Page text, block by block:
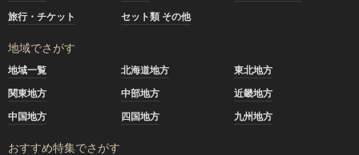
旅行・チケット
セット類 その他
地域でさがす
地域一覧 北海道地方
東北地方
関東地方
中部地方
近畿地方
中国地方
四国地方 九州地方
おすすめ特集でさがす